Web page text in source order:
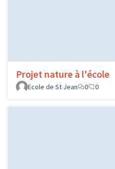
Projet nature à l'école
Ecole de St Jean
0 0